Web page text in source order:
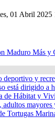
01 Abril 2025
Maduro Más y
deportivo y
está dirigido a
de Hábitat y
adultos mayores
Tortugas